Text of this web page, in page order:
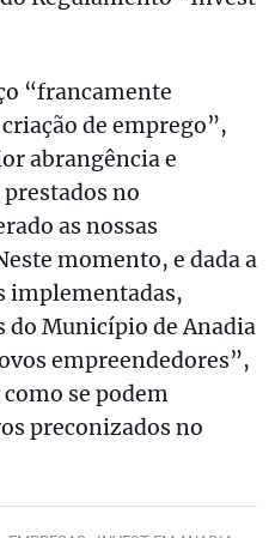
“francamente
de emprego”,
abrangência e
no
as nossas
momento, e dada a
implementadas,
do Município de Anadia
empreendedores”,
se podem
preconizados no